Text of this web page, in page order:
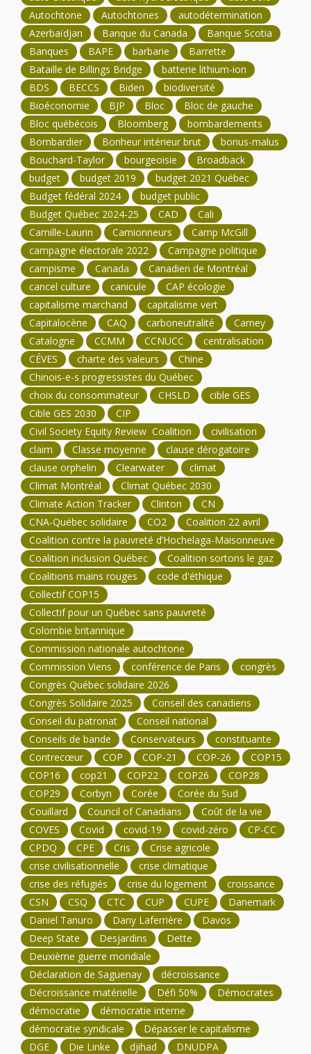
Autochtone
Autochtones
autodétermination
Azerbaïdjan
Banque du Canada
Banque Scotia
Banques
BAPE barbarie
Barrette
Bataille de Billings Bridge
batterie lithium-ion
BDS
BECCS Biden
biodiversité
Bioéconomie
BJP Bloc
Bloc de gauche
Bloc québécois
Bloomberg
bombardements
Bombardier
Bonheur intérieur brut
bonus-malus
Bouchard-Taylor
bourgeoisie
Broadback
budget
budget 2019
budget 2021 Québec
Budget fédéral 2024
budget public
Budget Québec 2024-25
CAD
Cali
Camille-Laurin
Camionneurs
Camp McGill
campagne électorale 2022
Campagne politique
campisme
Canada
Canadien de Montréal
cancel culture
canicule
CAP écologie
capitalisme marchand
capitalisme vert
Capitalocène
CAQ carboneutralité
Carney
Catalogne
CCMM CCNUCC
centralisation
CÉVES
charte des valeurs
Chine
Chinois-e-s progressistes du Québec
choix du consommateur
CHSLD
cible GES
Cible GES 2030
CIP
Civil Society Equity Review Coalition
civilisation
claim
Classe moyenne
clause dérogatoire
clause orphelin
Clearwater
climat
Climat Montréal
Climat Québec 2030
Climate Action Tracker
Clinton
CN
CNA-Québec solidaire
CO2
Coalition 22 avril
Coalition contre la pauvreté d’Hochelaga-Maisonneuve
Coalition inclusion Québec
Coalition sortons le gaz
Coalitions mains rouges
code d'éthique
Collectif COP15
Collectif pour un Québec sans pauvreté
Colombie britannique
Commission nationale autochtone
Commission Viens
conférence de Paris
congrès
Congrès Québec solidaire 2026
Congrès Solidaire 2025
Conseil des canadiens
Conseil du patronat
Conseil national
Conseils de bande
Conservateurs
constituante
Contrecœur
COP COP-21 COP-26
COP15
COP16
cop21 COP22 COP26
COP28
COP29
Corbyn Corée
Corée du Sud
Couillard
Council of Canadians
Coût de la vie
COVES
Covid covid-19 covid-zéro
CP-CC
CPDQ
CPE Cris
Crise agricole
crise civilisationnelle
crise climatique
crise des réfugiés
crise du logement
croissance
CSN
CSQ CTC CUP CUPE
Danemark
Daniel Tanuro
Dany Laferrière
Davos
Deep State
Desjardins
Dette
Deuxième guerre mondiale
Déclaration de Saguenay
décroissance
Décroissance matérielle
Défi 50%
Démocrates
démocratie
démocratie interne
démocratie syndicale
Dépasser le capitalisme
DGE
Die Linke djihad
DNUDPA